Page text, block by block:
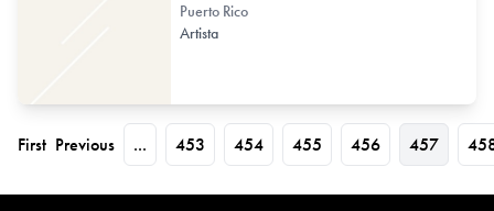
Puerto Rico
Artista
First Previous ... 453 454 455 456 457